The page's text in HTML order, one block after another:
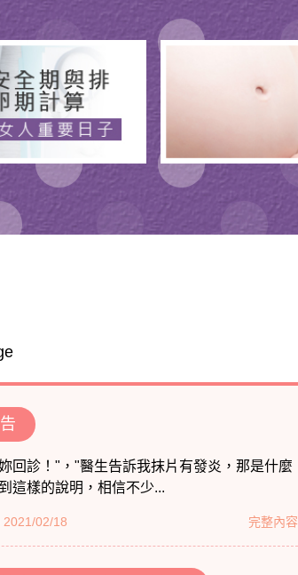
回診！"，"醫生告訴我抹片有發炎，那是什麼
這樣的說明，相信不少...
2021/02/18 完整內容